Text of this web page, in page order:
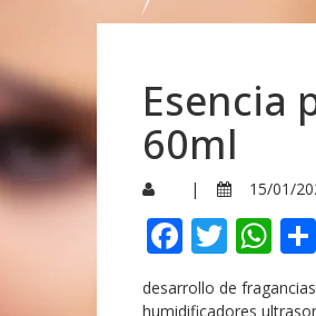
Esencia
60ml
| 15/01/
Facebook
desarrollo de
humidificadores